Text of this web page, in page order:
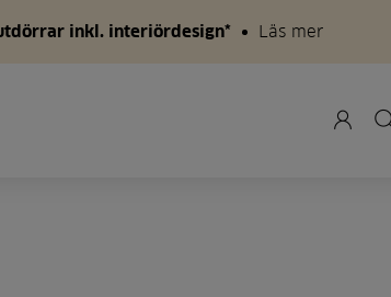
inkl. interiördesign* Läs mer